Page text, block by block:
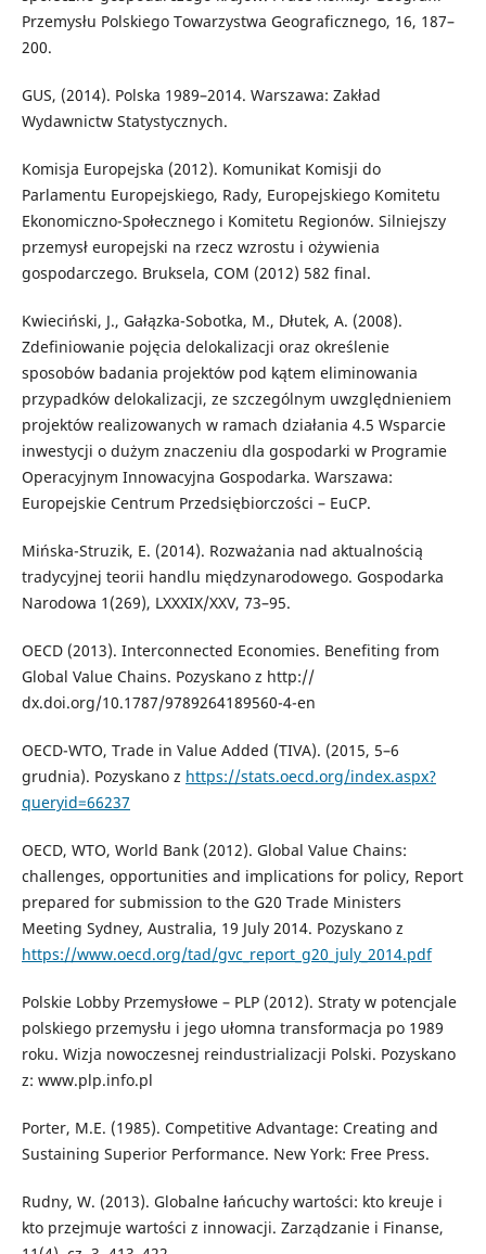
Przemysłu Polskiego Towarzystwa Geograficznego, 16, 187–
200.
GUS, (2014). Polska 1989–2014. Warszawa: Zakład
Wydawnictw Statystycznych.
Komisja Europejska (2012). Komunikat Komisji do
Parlamentu Europejskiego, Rady, Europejskiego Komitetu
Ekonomiczno-Społecznego i Komitetu Regionów. Silniejszy
przemysł europejski na rzecz wzrostu i ożywienia
gospodarczego. Bruksela, COM (2012) 582 final.
Kwieciński, J., Gałązka-Sobotka, M., Dłutek, A. (2008).
Zdefiniowanie pojęcia delokalizacji oraz określenie
sposobów badania projektów pod kątem eliminowania
przypadków delokalizacji, ze szczególnym uwzględnieniem
projektów realizowanych w ramach działania 4.5 Wsparcie
inwestycji o dużym znaczeniu dla gospodarki w Programie
Operacyjnym Innowacyjna Gospodarka. Warszawa:
Europejskie Centrum Przedsiębiorczości – EuCP.
Mińska-Struzik, E. (2014). Rozważania nad aktualnością
tradycyjnej teorii handlu międzynarodowego. Gospodarka
Narodowa 1(269), LXXXIX/XXV, 73–95.
OECD (2013). Interconnected Economies. Benefiting from
Global Value Chains. Pozyskano z http://
dx.doi.org/10.1787/9789264189560-4-en
OECD-WTO, Trade in Value Added (TIVA). (2015, 5–6
grudnia). Pozyskano z https://stats.oecd.org/index.aspx?
queryid=66237
OECD, WTO, World Bank (2012). Global Value Chains:
challenges, opportunities and implications for policy, Report
prepared for submission to the G20 Trade Ministers
Meeting Sydney, Australia, 19 July 2014. Pozyskano z
https://www.oecd.org/tad/gvc_report_g20_july_2014.pdf
Polskie Lobby Przemysłowe – PLP (2012). Straty w potencjale
polskiego przemysłu i jego ułomna transformacja po 1989
roku. Wizja nowoczesnej reindustrializacji Polski. Pozyskano
z: www.plp.info.pl
Porter, M.E. (1985). Competitive Advantage: Creating and
Sustaining Superior Performance. New York: Free Press.
Rudny, W. (2013). Globalne łańcuchy wartości: kto kreuje i
kto przejmuje wartości z innowacji. Zarządzanie i Finanse,